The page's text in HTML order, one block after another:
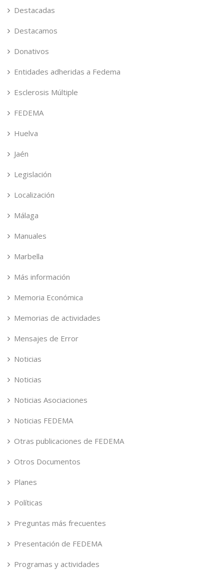
Destacadas
Destacamos
Donativos
Entidades adheridas a Fedema
Esclerosis Múltiple
FEDEMA
Huelva
Jaén
Legislación
Localización
Málaga
Manuales
Marbella
Más información
Memoria Económica
Memorias de actividades
Mensajes de Error
Noticias
Noticias
Noticias Asociaciones
Noticias FEDEMA
Otras publicaciones de FEDEMA
Otros Documentos
Planes
Políticas
Preguntas más frecuentes
Presentación de FEDEMA
Programas y actividades